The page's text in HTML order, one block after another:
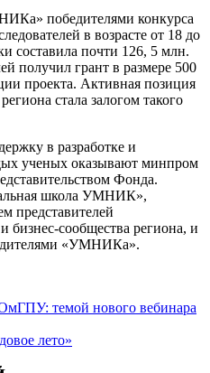
победителями конкурса
в возрасте от 18 до
составила почти 126, 5 млн.
получил грант в размере 500
проекта. Активная позиция
стала залогом такого
в разработке и
ученых оказывают минпром
Фонда.
школа УМНИК»,
представителей
сообщества региона, и
«УМНИКа».
темой нового вебинара
лето»